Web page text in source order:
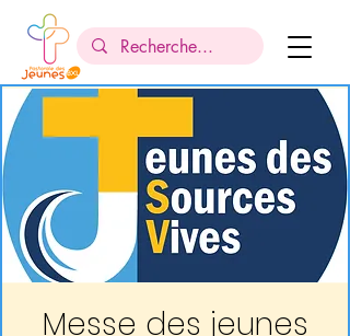
Messe des jeunes